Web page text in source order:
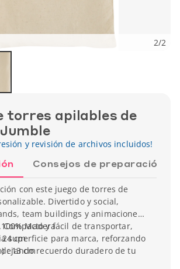
2/2
torres apilables de
y revisión de archivos incluidos!
Consejos de preparación
con este juego de torres de
Divertido y social,
team buildings y animaciones
Compacto y fácil de transportar,
superficie para marca, reforzando
recuerdo duradero de tu
Madera
24 cm
: 13 cm
: 255 g